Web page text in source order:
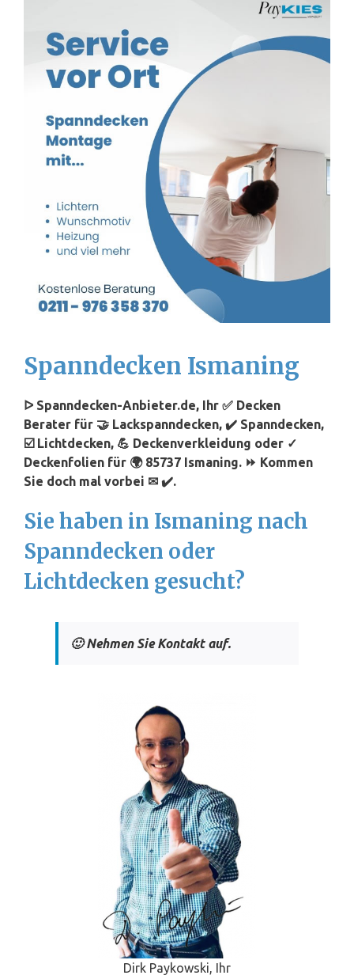
Spanndecken Ismaning
ᐅ Spanndecken-Anbieter.de, Ihr ✅ Decken
Berater für 🤝 Lackspanndecken, ✔️ Spanndecken,
☑️ Lichtdecken, 💪 Deckenverkleidung oder ✓
Deckenfolien für 🌍 85737 Ismaning. ⏩ Kommen
Sie doch mal vorbei ✉ ✔️.
Sie haben in Ismaning nach
Spanndecken oder
Lichtdecken gesucht?
🙂 Nehmen Sie Kontakt auf.
Dirk Paykowski, Ihr